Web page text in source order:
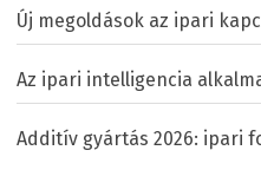
Új megoldások az ipari
Az ipari intelligencia
Additív gyártás 2026: ipari